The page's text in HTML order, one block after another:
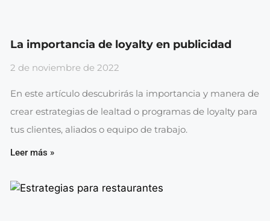
La importancia de loyalty en publicidad
2 de noviembre de 2022
En este artículo descubrirás la importancia y manera de
crear estrategias de lealtad o programas de loyalty para
tus clientes, aliados o equipo de trabajo.
Leer más »